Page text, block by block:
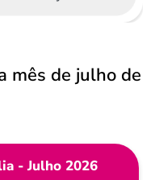
mês de julho de
- Julho 2026